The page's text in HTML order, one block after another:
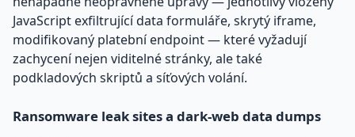
JavaScript exfiltrující data formuláře, skrytý iframe,
modifikovaný platební endpoint — které vyžadují
zachycení nejen viditelné stránky, ale také
podkladových skriptů a síťových volání.
Ransomware leak sites a dark-web data dumps